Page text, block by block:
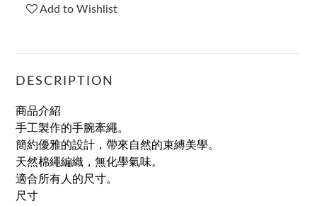
Add to Wishlist
DESCRIPTION
商品介紹
手工製作的手腕牽繩。
簡約優雅的設計，帶來自然的束縛美學。
天然棉繩編織，無化學氣味。
適合所有人的尺寸。
尺寸